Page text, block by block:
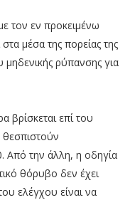
τον εν προκειμένω
μέσα της πορείας της
ρύπανσης για
βρίσκεται επί του
Από την άλλη, η οδηγία
θόρυβο δεν έχει
ελέγχου είναι να